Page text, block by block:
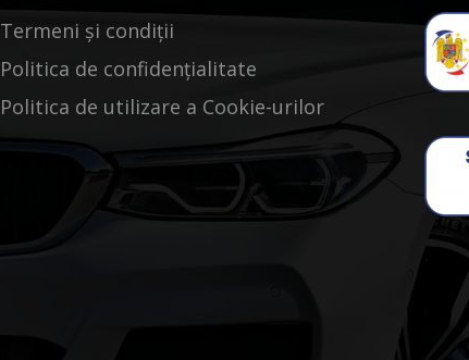
Termeni și condiții
Politica de confidențialitate
Politica de utilizare a Cookie-urilor